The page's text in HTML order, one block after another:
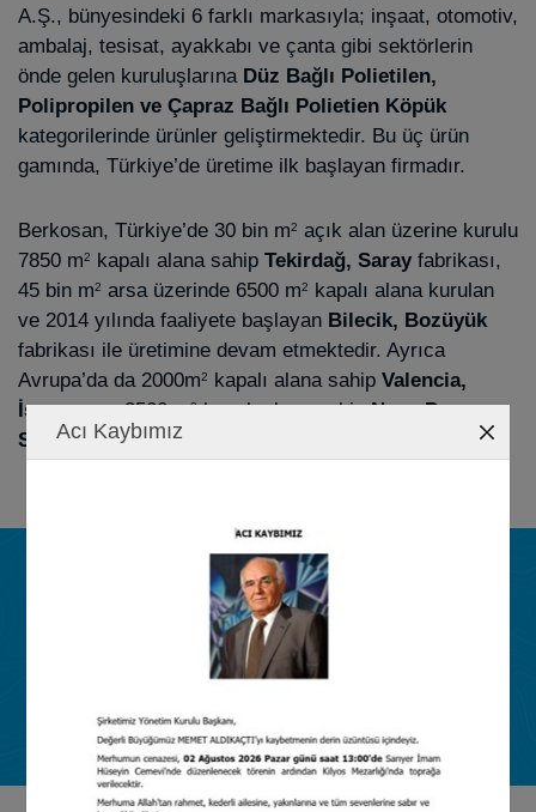
A.Ş., bünyesindeki 6 farklı markasıyla; inşaat, otomotiv,
ambalaj, tesisat, ayakkabı ve çanta gibi sektörlerin
önde gelen kuruluşlarına Düz Bağlı Polietilen,
Polipropilen ve Çapraz Bağlı Polietien Köpük
kategorilerinde ürünler geliştirmektedir. Bu üç ürün
gamında, Türkiye’de üretime ilk başlayan firmadır.
Berkosan, Türkiye’de 30 bin m2 açık alan üzerine kurulu
7850 m2 kapalı alana sahip Tekirdağ, Saray fabrikası,
45 bin m2 arsa üzerinde 6500 m2
kapalı alana kurulan
ve 2014 yılında faaliyete başlayan Bilecik, Bozüyük
fabrikası ile üretimine devam etmektedir. Ayrıca
Avrupa’da da 2000m2 kapalı alana sahip Valencia,
İspanyave 3500 m2kapalı alana sahipNova Pazova,
Sırbistanfabrikalarında üretim yapmaktadır.
4
ÜRETİMTESİSİ YILLIK ÜRETİMKAPASİTESİ
Acı Kaybımız